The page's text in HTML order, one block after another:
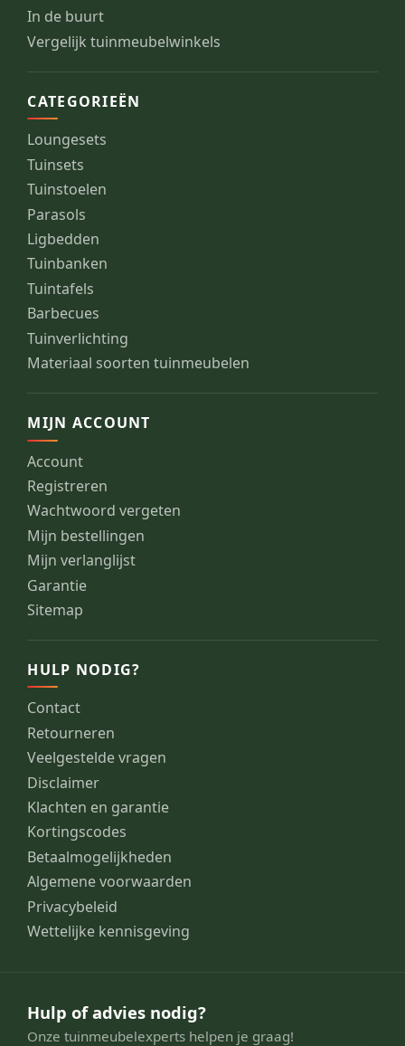
In de buurt
Vergelijk tuinmeubelwinkels
CATEGORIEËN
Loungesets
Tuinsets
Tuinstoelen
Parasols
Ligbedden
Tuinbanken
Tuintafels
Barbecues
Tuinverlichting
Materiaal soorten tuinmeubelen
MIJN ACCOUNT
Account
Registreren
Wachtwoord vergeten
Mijn bestellingen
Mijn verlanglijst
Garantie
Sitemap
HULP NODIG?
Contact
Retourneren
Veelgestelde vragen
Disclaimer
Klachten en garantie
Kortingscodes
Betaalmogelijkheden
Algemene voorwaarden
Privacybeleid
Wettelijke kennisgeving
Hulp of advies nodig?
Onze tuinmeubelexperts helpen je graag!